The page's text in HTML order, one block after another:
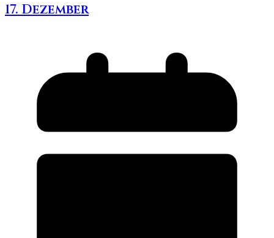
17. Dezember